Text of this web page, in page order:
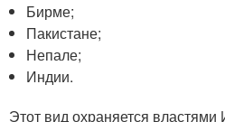
Бирме;
Пакистане;
Непале;
Индии.
Этот вид охраняется властями